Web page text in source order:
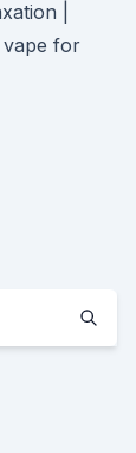
|
vape for